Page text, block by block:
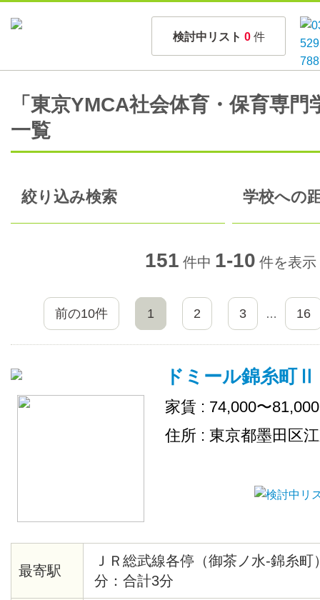
検討中リスト 0 件
「東京YMCA社会体育・保育専門
一覧
絞り込み検索 学校への
151 件中 1-10 件を表示
前の10件 1 2 3 … 16
ドミール錦糸町Ⅱ
家賃 : 74,000〜
住所 : 東京都墨田区
最寄駅
ＪＲ総武線各停（御茶ノ水-錦糸
分：合計3分